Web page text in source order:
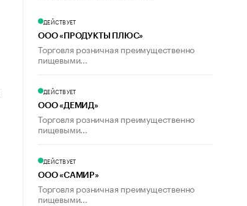
ДЕЙСТВУЕТ
ООО «ПРОДУКТЫ ПЛЮС»
Торговля розничная преимущественно
пищевыми...
ДЕЙСТВУЕТ
ООО «ДЕМИД»
Торговля розничная преимущественно
пищевыми...
ДЕЙСТВУЕТ
ООО «САМИР»
Торговля розничная преимущественно
пищевыми...